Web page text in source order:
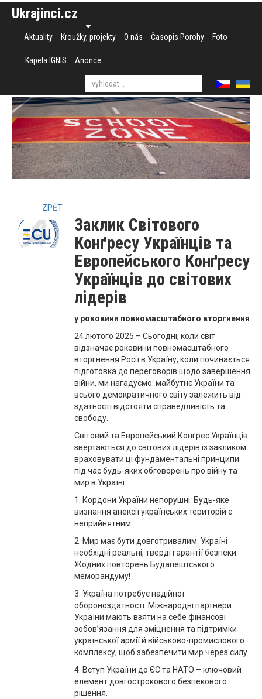
Ukrajinci.cz
Aktuality Kroužky, projekty O nás Časopis Porohy Foto
Kapela IGNIS Anonce
ZPĚT
Заклик Світового
Конґресу Українців та
Eвропейського Конґресу
Українців до світових
лідерів
у роковини повномасштабного вторгнення
24 лютого 2025 – Сьогодні, коли світ
відзначає роковини повномасштабного
вторгнення Росії в Україну, коли починається
підготовка до переговорів щодо завершення
війни, ми нагадуємо: майбутнє України та
всього демократичного світу залежить від
здатності відстояти справедливість та
свободу.
Світовий та Eвропейський Конґрес Українців
звертаються до світових лідерів із закликом
враховувати ці фундаментальні принципи
під час будь-яких обговорень про війну та
мир в Україні:
1. Кордони України непорушні. Будь-яке
визнання анексії українських територій є
неприйнятним.
2. Мир має бути довготривалим. Україні
необхідні реальні, тверді гарантії безпеки.
Жодних повторень Будапештського
меморандуму!
3. Україна потребує надійної
обороноздатності. Міжнародні партнери
України мають взяти на себе фінансові
зобов’язання для зміцнення та підтримки
української армії й військово-промислового
комплексу, щоб забезпечити мир через силу.
4. Вступ України до ЄС та НАТО – ключовий
елемент довгострокового безпекового
рішення.